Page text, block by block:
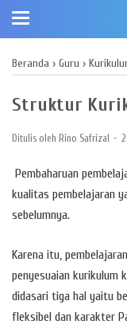
Beranda › Guru ›
Struktur
Ditulis oleh Rino Safrizal
Pembaharuan
kualitas pembelajaran
sebelumnya.
Karena itu,
penyesuaian kurikulum
didasari tiga hal yaitu
fleksibel dan karakter